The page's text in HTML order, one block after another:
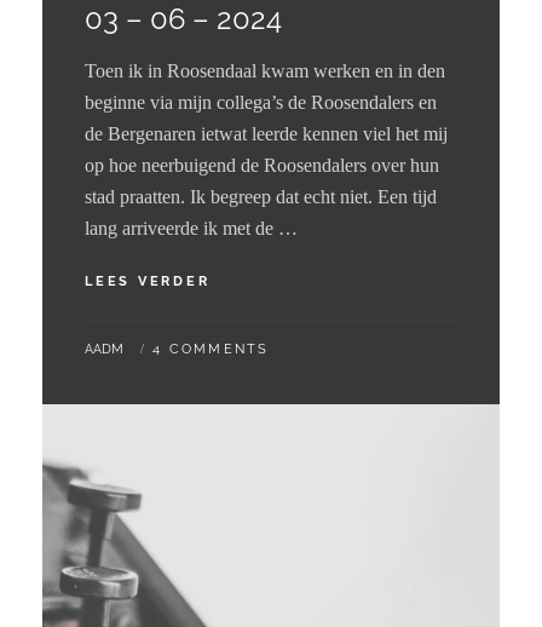
03 – 06 – 2024
Toen ik in Roosendaal kwam werken en in den
beginne via mijn collega’s de Roosendalers en
de Bergenaren ietwat leerde kennen viel het mij
op hoe neerbuigend de Roosendalers over hun
stad praatten. Ik begreep dat echt niet. Een tijd
lang arriveerde ik met de …
LEES VERDER
–
BY
AADM 4 COMMENTS